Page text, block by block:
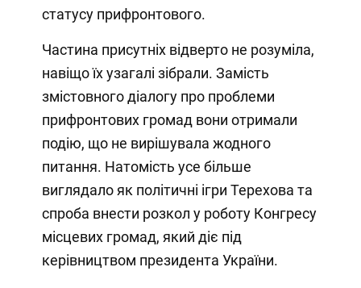
статусу прифронтового.
Частина присутніх відверто не розуміла,
навіщо їх узагалі зібрали. Замість
змістовного діалогу про проблеми
прифронтових громад вони отримали
подію, що не вирішувала жодного
питання. Натомість усе більше
виглядало як політичні ігри Терехова та
спроба внести розкол у роботу Конгресу
місцевих громад, який діє під
керівництвом президента України.